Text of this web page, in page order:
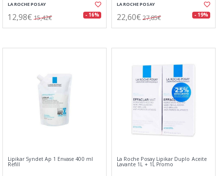
LA ROCHE POSAY
12,98€ 15,42€ - 16%
LA ROCHE POSAY
22,60€ 27,85€ - 19%
Lipikar Syndet Ap 1 Envase 400 ml
Refill
La Roche Posay Lipikar Duplo Aceite
Lavante 1L + 1L Promo